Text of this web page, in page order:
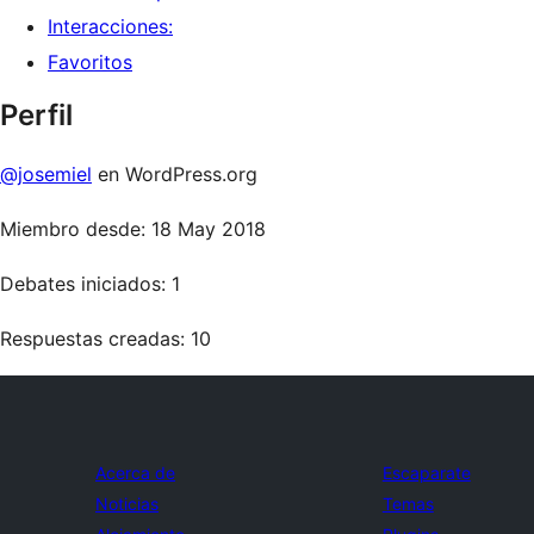
Interacciones:
Favoritos
Perfil
@josemiel en WordPress.org
Miembro desde: 18 May 2018
Debates iniciados: 1
Respuestas creadas: 10
Acerca de
Noticias
Escaparate
Temas